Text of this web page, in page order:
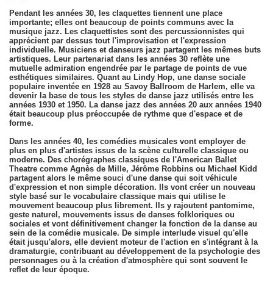
Pendant les années 30, les claquettes tiennent une place
importante; elles ont beaucoup de points communs avec la
musique jazz. Les claquettistes sont des percussionnistes qui
apprécient par dessus tout l'improvisation et l'expression
individuelle. Musiciens et danseurs jazz partagent les mêmes buts
artistiques. Leur partenariat dans les années 30 reflète une
mutuelle admiration engendrée par le partage de points de vue
esthétiques similaires. Quant au Lindy Hop, une danse sociale
populaire inventée en 1928 au Savoy Ballroom de Harlem, elle va
devenir la base de tous les styles de danse jazz utilisés entre les
années 1930 et 1950. La danse jazz des années 20 aux années 1940
était beaucoup plus préoccupée de rythme que d'espace et de
forme.
Dans les années 40, les comédies musicales vont employer de
plus en plus d'artistes issus de la scène culturelle classique ou
moderne. Des chorégraphes classiques de l'American Ballet
Theatre comme Agnès de Mille, Jérôme Robbins ou Michael Kidd
partagent alors le même souci d'une danse qui soit véhicule
d'expression et non simple décoration. Ils vont créer un nouveau
style basé sur le vocabulaire classique mais qui utilise le
mouvement beaucoup plus librement. Ils y rajoutent pantomime,
geste naturel, mouvements issus de danses folkloriques ou
sociales et vont définitivement changer la fonction de la danse au
sein de la comédie musicale. De simple interlude visuel qu'elle
était jusqu'alors, elle devient moteur de l'action en s'intégrant à la
dramaturgie, contribuant au développement de la psychologie des
personnages ou à la création d'atmosphère qui sont souvent le
reflet de leur époque.